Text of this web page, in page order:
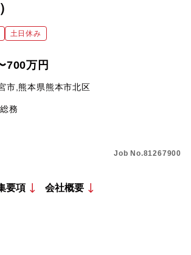
土日休み
700万円
市,熊本県熊本市北区
務
Job No.81267900
要項 会社概要